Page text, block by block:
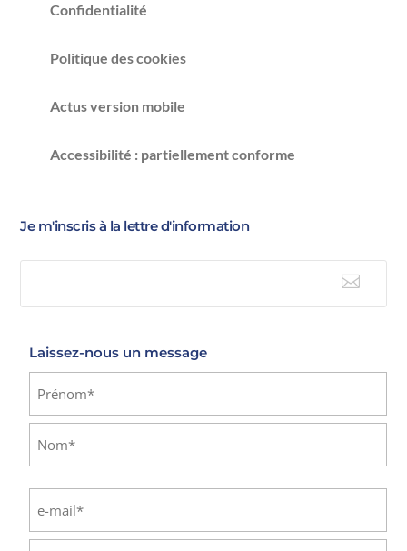
Confidentialité
Politique des cookies
Actus version mobile
Accessibilité : partiellement conforme
Je m'inscris à la lettre d'information

Laissez-nous un message
Prénom
mail(Nécessaire)
Saisissez